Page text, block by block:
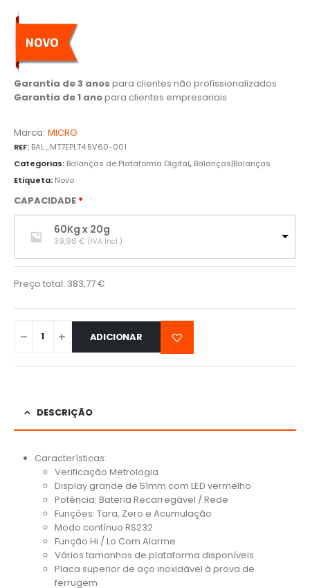
Garantia de 3 anos para clientes não profissionalizados
Garantia de 1 anopara clientes empresariais
Marca: MICRO
REF: BAL_MT7EPLT4.5V60-001
Categorias: Balanças de Plataforma Digital, Balanças|Balanças
Etiqueta: Novo
CAPACIDADE
60Kg x 20g
39,98 € (IVA Incl.)
Preço total: 383,77€
ADICIONAR
DESCRIÇÃO
Características:
Verificação Metrologia
Display grande de 51mm com LED vermelho
Potência: Bateria Recarregável / Rede
Funções: Tara, Zero e Acumulação
Modo contínuo RS232
Função Hi / Lo Com Alarme
Vários tamanhos de plataforma disponíveis
Placa superior de aço inoxidável à prova de
ferrugem